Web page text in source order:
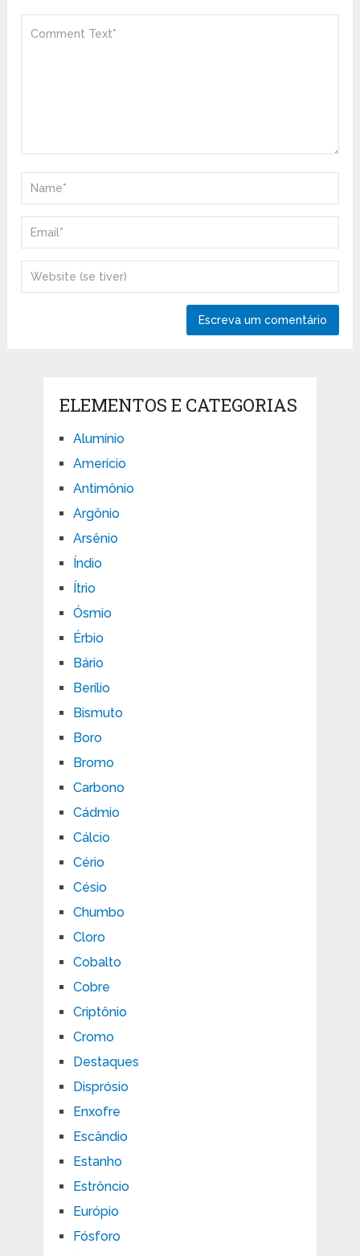
ELEMENTOS E CATEGORIAS
Alumínio
Amerício
Antimônio
Argônio
Arsênio
Índio
Ítrio
Ósmio
Érbio
Bário
Berílio
Bismuto
Boro
Bromo
Carbono
Cádmio
Cálcio
Cério
Césio
Chumbo
Cloro
Cobalto
Cobre
Criptônio
Cromo
Destaques
Disprósio
Enxofre
Escândio
Estanho
Estrôncio
Európio
Fósforo